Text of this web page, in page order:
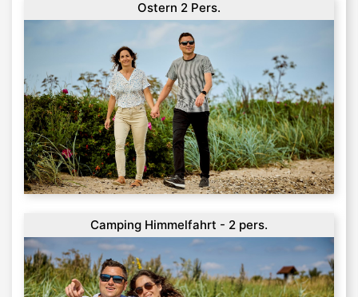
Ostern 2 Pers.
Camping Himmelfahrt - 2 pers.